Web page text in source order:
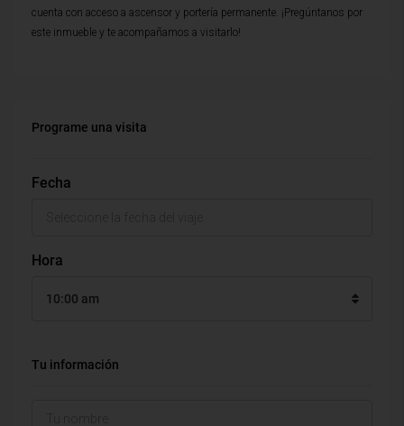
cuenta con acceso a ascensor y portería permanente. ¡Pregúntanos por
este inmueble y te acompañamos a visitarlo!
Programe una visita
Fecha
Hora
10:00 am
Tu información